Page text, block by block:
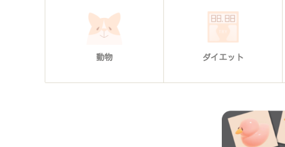
動物 ダイエット